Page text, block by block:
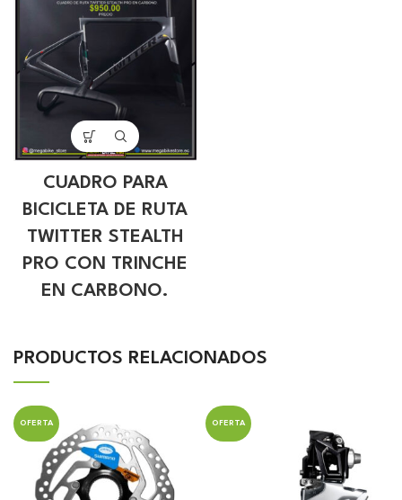
CUADRO PARA
BICICLETA DE RUTA
TWITTER STEALTH
PRO CON TRINCHE
EN CARBONO.
PRODUCTOS RELACIONADOS
OFERTA OFERTA